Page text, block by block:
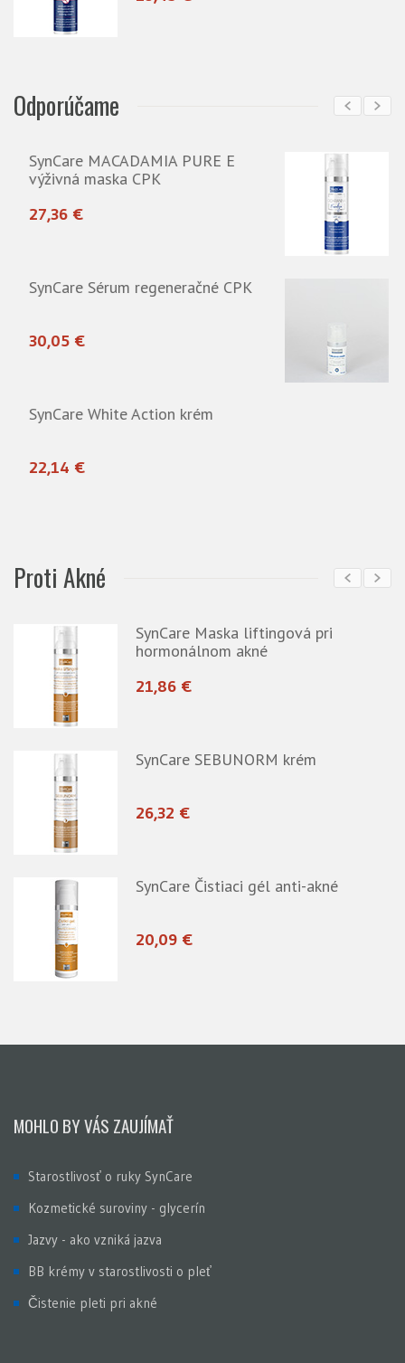
Odporúčame
SynCare Ochranná emulzia
SynCare Ochranná emulzia - mini
Proti Akné
SynCare Maska liftingová pri
hormonálnom akné
21,86 €
SynCare SEBUNORM krém
26,32 €
SynCare Čistiaci gél anti-akné
20,09 €
MOHLO BY VÁS ZAUJÍMAŤ
Starostlivosť o ruky SynCare
Kozmetické suroviny - glycerín
Jazvy - ako vzniká jazva
BB krémy v starostlivosti o pleť
Čistenie pleti pri akné